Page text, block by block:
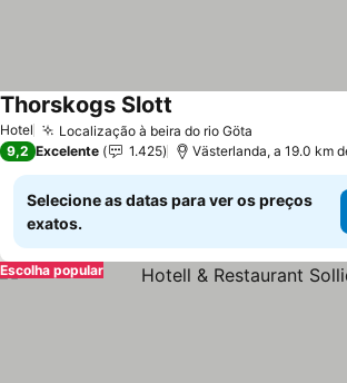
Hotel Localização à beira do rio Göta
Thorskogs Slott
9,2 Excelente 1.425 Västerlanda, a 19.0 km
Selecione as datas para ver os preços
exatos.
Escolha popular